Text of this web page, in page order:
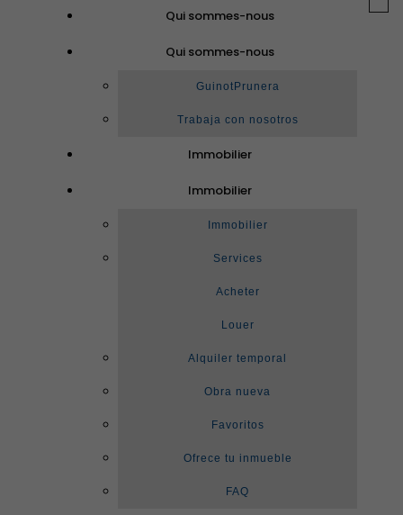
Qui sommes-nous
Qui sommes-nous
GuinotPrunera
Trabaja con nosotros
Immobilier
Immobilier
Immobilier
Services
Acheter
Louer
Alquiler temporal
Obra nueva
Favoritos
Ofrece tu inmueble
FAQ